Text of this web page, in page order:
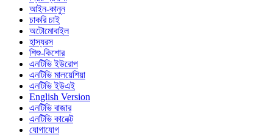
আইন-কানুন
চাকরি চাই
অটোমোবাইল
হাস্যরস
শিশু-কিশোর
এনটিভি ইউরোপ
এনটিভি মালয়েশিয়া
এনটিভি ইউএই
English Version
এনটিভি বাজার
এনটিভি কানেক্ট
যোগাযোগ